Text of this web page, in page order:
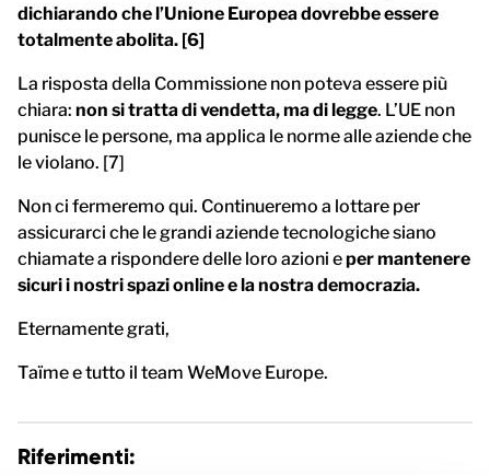
dichiarando che l’Unione Europea dovrebbe essere
totalmente abolita. [6]
La risposta della Commissione non poteva essere più
chiara: non si tratta di vendetta, ma di legge. L’UE non
punisce le persone, ma applica le norme alle aziende che
le violano. [7]
Non ci fermeremo qui. Continueremo a lottare per
assicurarci che le grandi aziende tecnologiche siano
chiamate a rispondere delle loro azioni eper mantenere
sicuri i nostri spazi online e la nostra democrazia.
Eternamente grati,
Taïme e tutto il team WeMove Europe.
Riferimenti: